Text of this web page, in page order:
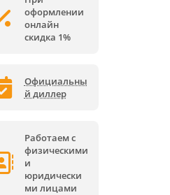
оформлении
онлайн
скидка 1%
Официальны
й диллер
Работаем с
физическими
и
юридически
ми лицами